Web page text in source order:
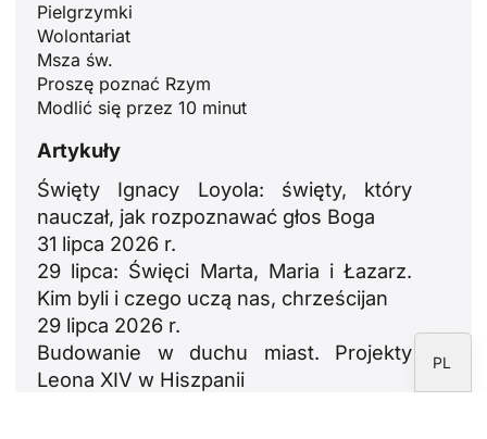
Pielgrzymki
Wolontariat
Msza św.
Proszę poznać Rzym
Modlić się przez 10 minut
Artykuły
Święty Ignacy Loyola: święty, który
nauczał, jak rozpoznawać głos Boga
31 lipca 2026 r.
29 lipca: Święci Marta, Maria i Łazarz.
Kim byli i czego uczą nas, chrześcijan
29 lipca 2026 r.
Budowanie w duchu miast. Projekty
Leona XIV w Hiszpanii
PL